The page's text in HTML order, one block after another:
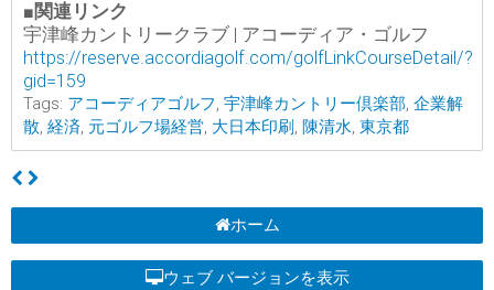
■関連リンク
宇津峰カントリークラブ | アコーディア・ゴルフ
https://reserve.accordiagolf.com/golfLinkCourseDetail/?
gid=159
Tags: アコーディアゴルフ, 宇津峰カントリー倶楽部, 企業解
散, 経済, 元ゴルフ場経営, 大日本印刷 , 陳清水, 東京都
ホーム
ウェブ バージョンを表示